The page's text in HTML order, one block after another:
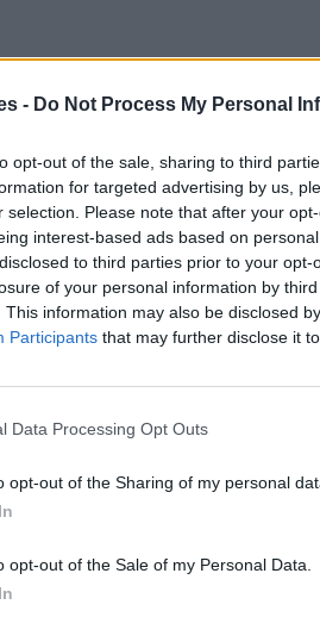
- Do Not Process My Personal
opt-out of the sale, sharing to third
for targeted advertising by us,
selection. Please note that after your
interest-based ads based on
to third parties prior to your
of your personal information by
This information may also be disclosed
Participants that may further disclose it
Data Processing Opt Outs
opt-out of the Sharing of my personal
opt-out of the Sale of my Personal Data.
es la estación de tren de
localidades cercanas?